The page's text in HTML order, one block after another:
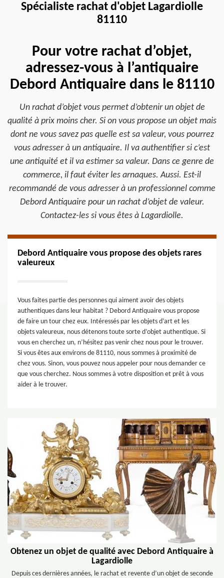
Spécialiste rachat d'objet Lagardiolle
81110
Pour votre rachat d’objet,
adressez-vous à l’antiquaire
Debord Antiquaire dans le 81110
Un rachat d’objet vous permet d’obtenir un objet de
qualité à prix moins cher. Si on vous propose un objet mais
dont ne vous savez pas quelle est sa valeur, vous pourrez
vous adresser à un antiquaire. Il va authentifier si c’est
une antiquité et il va estimer sa valeur. Dans ce genre de
commerce, il faut éviter les arnaques. Aussi. Est-il
recommandé de vous adresser à un professionnel comme
Debord Antiquaire pour un rachat d’objet de valeur.
Contactez-les si vous êtes à Lagardiolle.
Debord Antiquaire vous propose des objets rares
valeureux
Vous faites partie des personnes qui aiment avoir des objets
authentiques dans leur habitat ? Debord Antiquaire vous propose
de faire un tour chez eux. Intéressés par les objets d’art et les
objets valeureux, nous détenons toute sorte d’objet authentique. Si
vous en cherchez un, n’hésitez pas venir chez nous pour le trouver.
Si vous êtes aux environs de 81110, nous sommes à proximité de
chez vous. Sinon, vous pouvez nous appeler pour nous demander ce
que vous cherchez. Nous sommes à votre disposition et prêt à vous
aider à le trouver.
Obtenez un objet de qualité avec Debord Antiquaire à
Lagardiolle
Depuis ces dernières années, le rachat et revente d’un objet de seconde